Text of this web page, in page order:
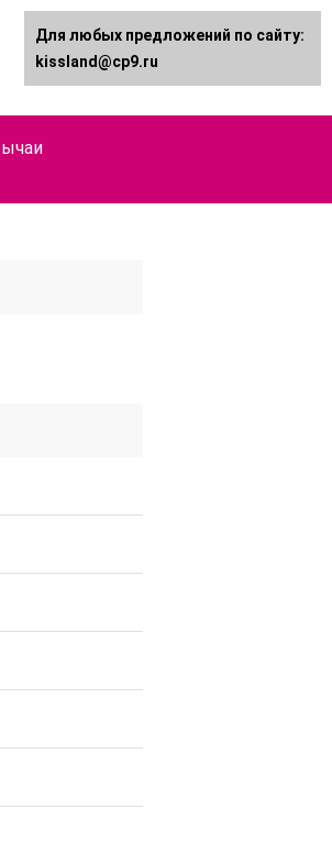
Для любых предложений по сайту:
kissland@cp9.ru